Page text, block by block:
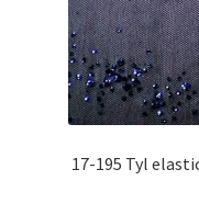
17-195 Tyl